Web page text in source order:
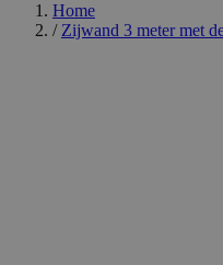
Home
/ Zijwand 3 meter met